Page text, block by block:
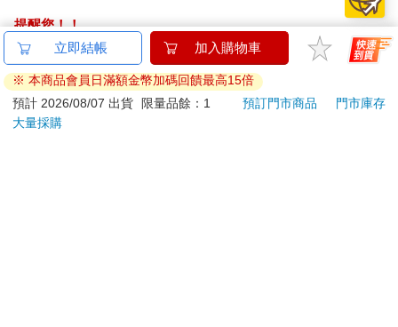
提醒您！！
金石堂及銀行均不會請您操作ATM! 如接獲電話要求您前往
ATM提款機，請不要聽從指示，以免受騙上當！
退換貨須知：
**提醒您，鑑賞期不等於試用期，退回商品須為全新狀態**
立即結帳 加入購物車
※ 本商品會員日滿額金幣加碼回饋最高15倍
預計 2026/08/07 出貨
限量品餘：1 預訂門市商品
門市庫存
大量採購